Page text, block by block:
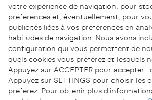
votre expérience de navigation, pour
préférences et, éventuellement, pour
publicités liées à vos préférences en
habitudes de navigation. Nous avons
configuration qui vous permettent de
quels cookies vous préférez et lesquels
Appuyez sur ACCEPTER pour accepter
Appuyez sur SETTINGS pour choisir les
préférez. Pour obtenir plus